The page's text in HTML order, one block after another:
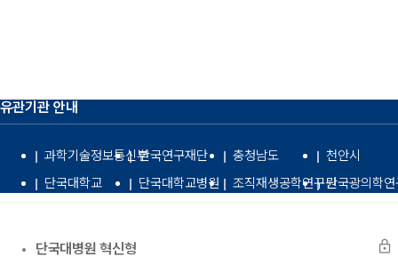
유관기관 안내
과학기술정보통신부한국연구재단 충청남도
천안시
단국대학교
단국대학교병원 조직재생공학연구원단국광의학
단국대병원 혁신형 lock